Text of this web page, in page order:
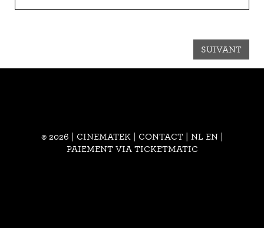
SUIVANT
© 2026 | CINEMATEK | CONTACT| NL EN
PAIEMENT VIA TICKETMATIC